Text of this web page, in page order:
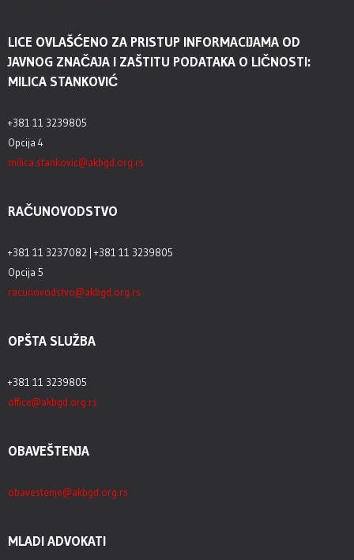
LICE OVLAŠĆENO ZA PRISTUP INFORMACIJAMA OD
JAVNOG ZNAČAJA I ZAŠTITU PODATAKA O LIČNOSTI:
MILICA STANKOVIĆ
+381 11 3239805
Opcija 4
milica.stankovic@akbgd.org.rs
RAČUNOVODSTVO
+381 11 3237082 | +381 11 3239805
Opcija 5
racunovodstvo@akbgd.org.rs
OPŠTA SLUŽBA
+381 11 3239805
office@akbgd.org.rs
OBAVEŠTENJA
obavestenje@akbgd.org.rs
MLADI ADVOKATI